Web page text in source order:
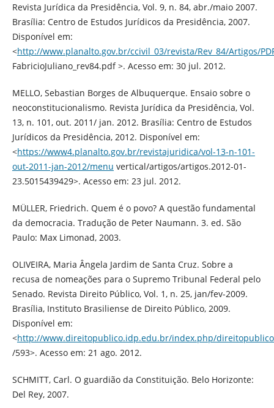
Revista Jurídica da Presidência, Vol. 9, n. 84, abr./maio 2007.
Brasília: Centro de Estudos Jurídicos da Presidência, 2007.
Disponível em:
<http://www.planalto.gov.br/ccivil_03/revista/Rev_84/Artigos/
FabricioJuliano_rev84.pdf >. Acesso em: 30 jul. 2012.
MELLO, Sebastian Borges de Albuquerque. Ensaio sobre o
neoconstitucionalismo. Revista Jurídica da Presidência, Vol.
13, n. 101, out. 2011/ jan. 2012. Brasília: Centro de Estudos
Jurídicos da Presidência, 2012. Disponível em:
<https://www4.planalto.gov.br/revistajuridica/vol-13-n-101-
out-2011-jan-2012/menu vertical/artigos/artigos.2012-01-
23.5015439429>. Acesso em: 23 jul. 2012.
MÜLLER, Friedrich. Quem é o povo? A questão fundamental
da democracia. Tradução de Peter Naumann. 3. ed. São
Paulo: Max Limonad, 2003.
OLIVEIRA, Maria Ângela Jardim de Santa Cruz. Sobre a
recusa de nomeações para o Supremo Tribunal Federal pelo
Senado. Revista Direito Público, Vol. 1, n. 25, jan/fev-2009.
Brasília, Instituto Brasiliense de Direito Público, 2009.
Disponível em:
<http://www.direitopublico.idp.edu.br/index.php/
/593>. Acesso em: 21 ago. 2012.
SCHMITT, Carl. O guardião da Constituição. Belo Horizonte:
Del Rey, 2007.